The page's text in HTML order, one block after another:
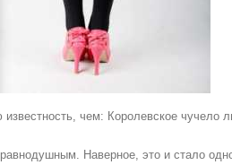
чем: Королевское чучело
Наверное, это и стало